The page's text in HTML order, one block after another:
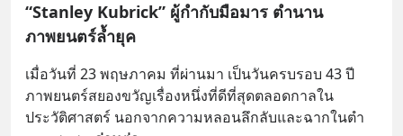
“Stanley Kubrick” ผู้กำกับมือมาร ตำนาน
ภาพยนตร์ล้ำยุค
เมื่อวันที่ 23 พฤษภาคม ที่ผ่านมา เป็นวันครบรอบ 43 ปี
ภาพยนตร์สยองขวัญเรื่องหนึ่งที่ดีที่สุดตลอดกาลใน
ประวัติศาสตร์ นอกจากความหลอนลึกลับและฉากในตำ